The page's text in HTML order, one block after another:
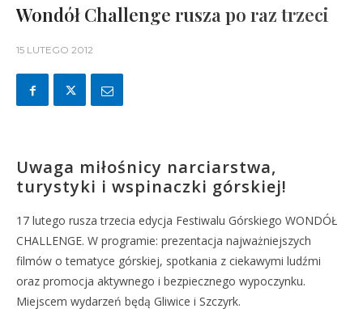
Wondół Challenge rusza po raz trzeci
15 LUTEGO 2012
Uwaga miłośnicy narciarstwa,
turystyki i wspinaczki górskiej!
17 lutego rusza trzecia edycja Festiwalu Górskiego WONDÓŁ
CHALLENGE. W programie: prezentacja najważniejszych
filmów o tematyce górskiej, spotkania z ciekawymi ludźmi
oraz promocja aktywnego i bezpiecznego wypoczynku.
Miejscem wydarzeń będą Gliwice i Szczyrk.